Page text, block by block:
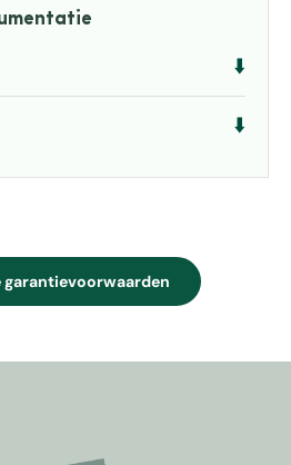
⬇️
⬇️
garantievoorwaarden